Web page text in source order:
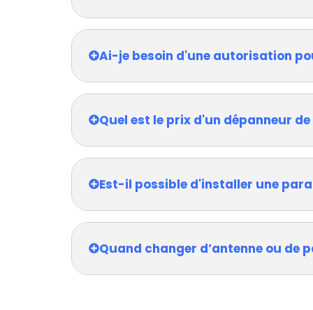
Ai-je besoin d'une autorisation
Quel est le prix d'un dépanneur
Est-il possible d'installer une
Quand changer d’antenne ou de